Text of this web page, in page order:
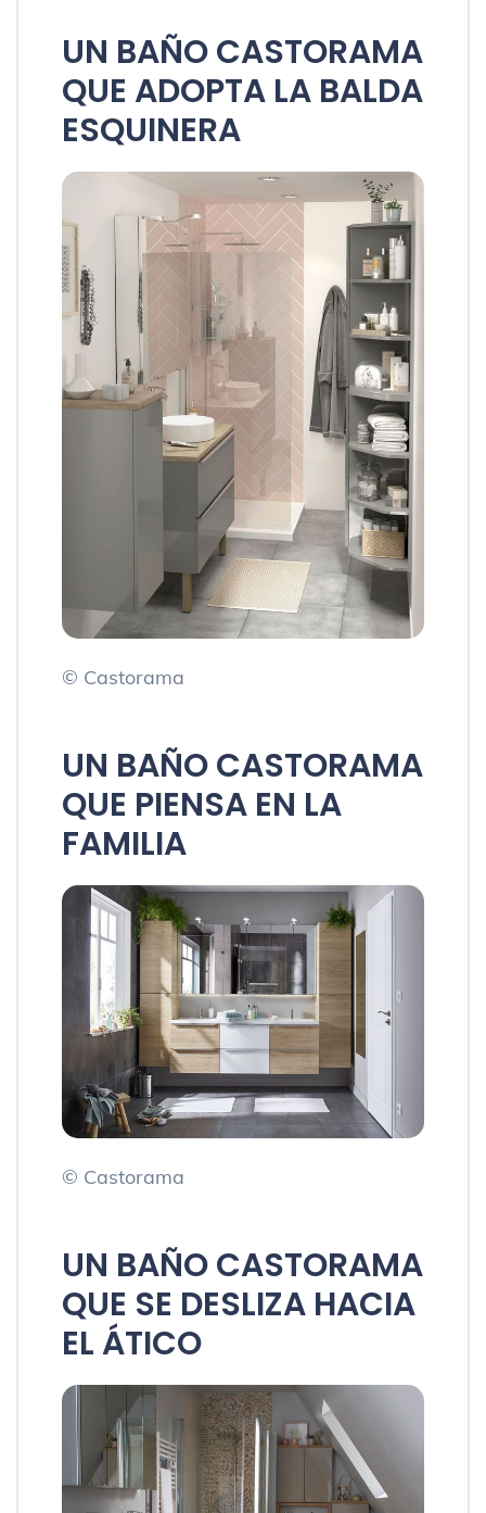
UN BAÑO CASTORAMA
QUE ADOPTA LA BALDA
ESQUINERA
© Castorama
UN BAÑO CASTORAMA
QUE PIENSA EN LA
FAMILIA
© Castorama
UN BAÑO CASTORAMA
QUE SE DESLIZA HACIA
EL ÁTICO